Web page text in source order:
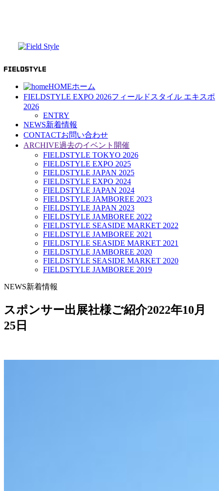
HOMEホーム
FIELDSTYLE EXPO 2026フィールドスタイル エキスポ
2026
ENTRY
NEWS新着情報
CONTACTお問い合わせ
ARCHIVE過去のイベント開催
FIELDSTYLE TOKYO 2026
FIELDSTYLE EXPO 2025
FIELDSTYLE JAPAN 2025
FIELDSTYLE EXPO 2024
FIELDSTYLE JAPAN 2024
FIELDSTYLE JAMBOREE 2023
FIELDSTYLE JAPAN 2023
FIELDSTYLE JAMBOREE 2022
FIELDSTYLE SEASIDE MARKET 2022
FIELDSTYLE JAMBOREE 2021
FIELDSTYLE SEASIDE MARKET 2021
FIELDSTYLE JAMBOREE 2020
FIELDSTYLE SEASIDE MARKET 2020
FIELDSTYLE JAMBOREE 2019
NEWS新着情報
スポンサー出展社様ご紹介2022年10月
25日